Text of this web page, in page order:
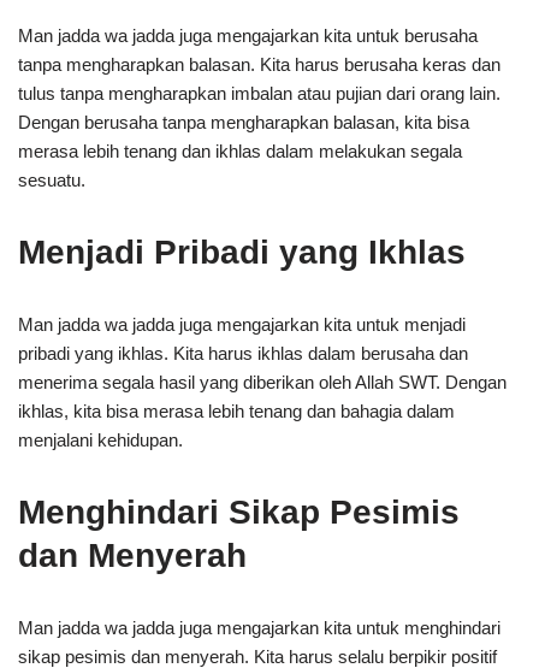
Man jadda wa jadda juga mengajarkan kita untuk berusaha
tanpa mengharapkan balasan. Kita harus berusaha keras dan
tulus tanpa mengharapkan imbalan atau pujian dari orang lain.
Dengan berusaha tanpa mengharapkan balasan, kita bisa
merasa lebih tenang dan ikhlas dalam melakukan segala
sesuatu.
Menjadi Pribadi yang Ikhlas
Man jadda wa jadda juga mengajarkan kita untuk menjadi
pribadi yang ikhlas. Kita harus ikhlas dalam berusaha dan
menerima segala hasil yang diberikan oleh Allah SWT. Dengan
ikhlas, kita bisa merasa lebih tenang dan bahagia dalam
menjalani kehidupan.
Menghindari Sikap Pesimis
dan Menyerah
Man jadda wa jadda juga mengajarkan kita untuk menghindari
sikap pesimis dan menyerah. Kita harus selalu berpikir positif